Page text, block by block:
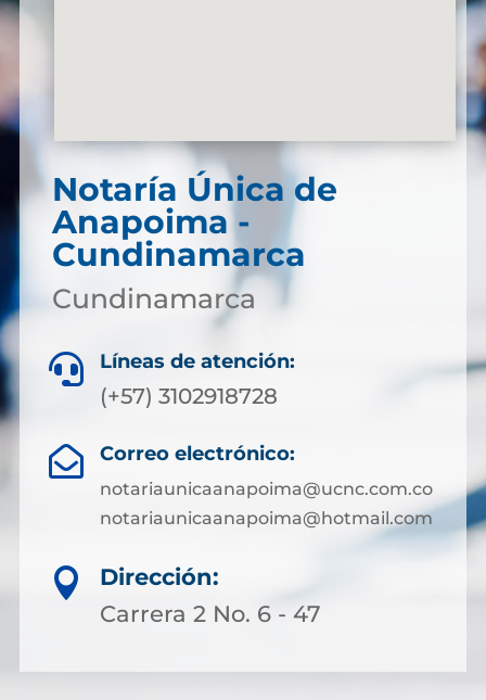
Notaría Única de
Anapoima -
Cundinamarca
Cundinamarca
 Líneas de atención:
(+57) 3102918728
 Correo electrónico:
notariaunicaanapoima@ucnc.com.co
notariaunicaanapoima@hotmail.com

Dirección:
Carrera 2 No. 6 - 47